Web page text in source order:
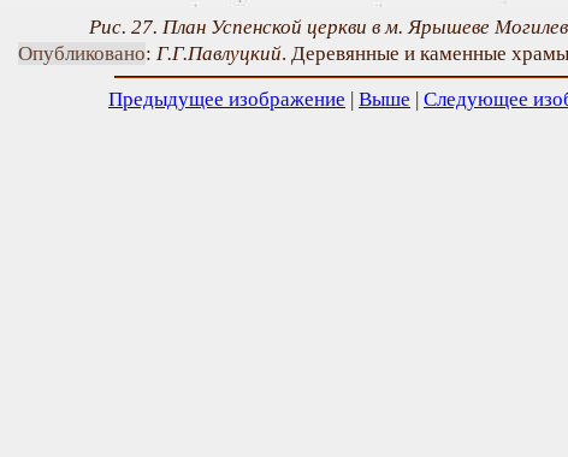
Рис. 27. План Успенской церкви в м. Ярышеве
Опубликовано: Г.Г.Павлуцкий. Деревянные и каменные
Предыдущее изображение | Выше | Следующее